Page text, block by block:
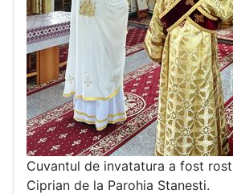
Cuvantul de invatatura a fost
Ciprian de la Parohia Stanesti.